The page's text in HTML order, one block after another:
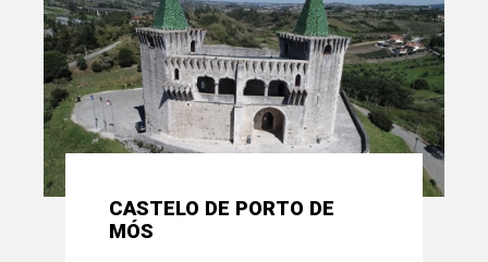
CASTELO DE PORTO DE
MÓS